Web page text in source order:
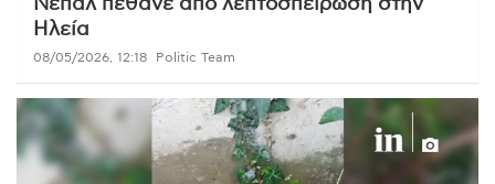
Ηλεία
08/05/2026, 12:18 Politic Team